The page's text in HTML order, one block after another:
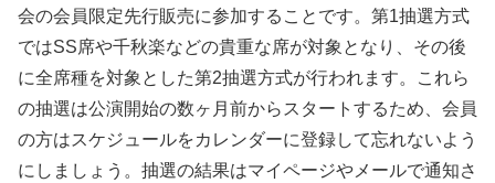
会の会員限定先行販売に参加することです。第1抽選方式
ではSS席や千秋楽などの貴重な席が対象となり、その後
に全席種を対象とした第2抽選方式が行われます。これら
の抽選は公演開始の数ヶ月前からスタートするため、会員
の方はスケジュールをカレンダーに登録して忘れないよう
にしましょう。抽選の結果はマイページやメールで通知さ